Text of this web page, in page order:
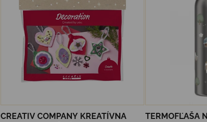
CREATIV COMPANY KREATÍVNA
TERMOFĽAŠA